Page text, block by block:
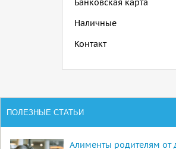
Банковская карта
Наличные
Контакт
ПОЛЕЗНЫЕ СТАТЬИ
Алименты родителям от